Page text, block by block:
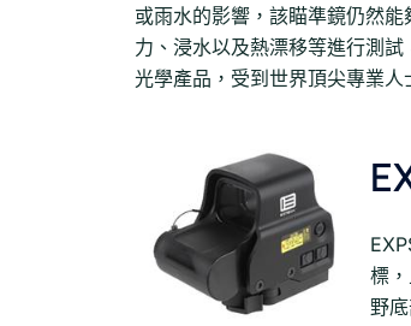
或雨水的影響，該瞄準鏡仍然
力、浸水以及熱漂移等進行測
光學產品，受到世界頂尖專業
標
野